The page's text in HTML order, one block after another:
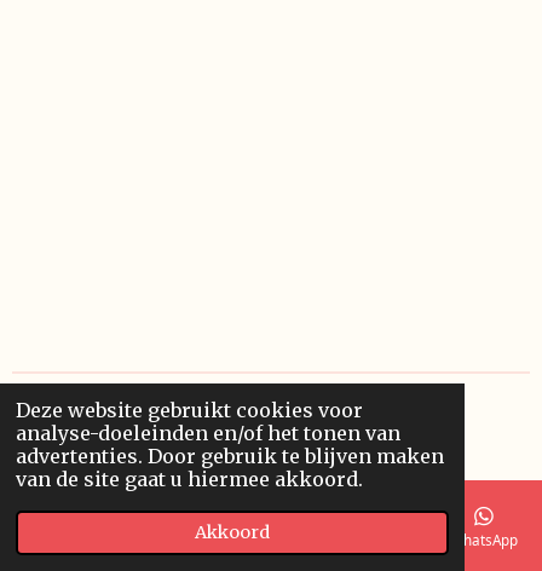
Deze website gebruikt cookies voor
analyse-doeleinden en/of het tonen van
advertenties. Door gebruik te blijven maken
van de site gaat u hiermee akkoord.
Akkoord
© 2019 - 2026 Kers en Kato
Powered byJouwWeb
Telefoonnummer WhatsApp